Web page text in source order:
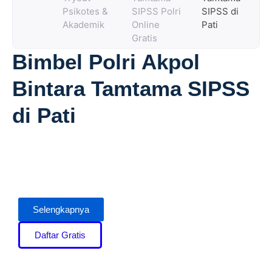
Psikotes &
Akademik
SIPSS Polri
Online
Gratis
SIPSS di
Pati
Bimbel Polri Akpol
Bintara Tamtama SIPSS
di Pati
Selengkapnya
Daftar Gratis